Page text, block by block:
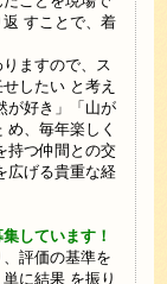
すことで、着
ますので、ス
したい と考え
が好き」「⼭が
、毎年楽しく
持つ仲間との交
広げる貴重な経
しています！
評価の基準を
に結果 を振り